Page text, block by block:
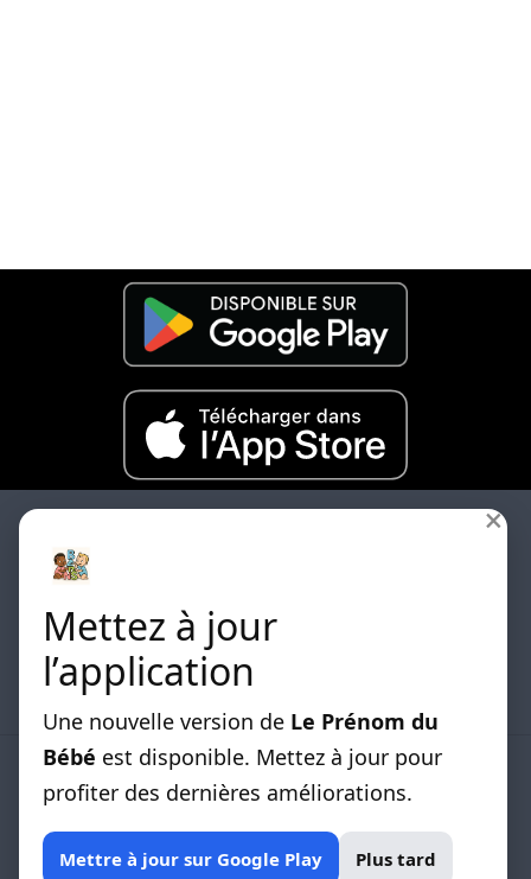
×
Mettez à jour
l’application
Une nouvelle version de Le Prénom du
Bébé est disponible. Mettez à jour pour
profiter des dernières améliorations.
Mettre à jour sur Google Play Plus tard
Les differentes listes de prénoms classées par
origines sont disponibles.
LISTE DE PRENOMS
Arabe